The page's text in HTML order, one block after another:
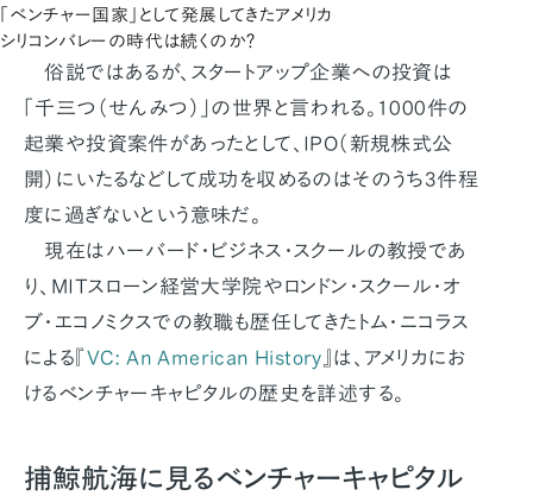
「ベンチャー国家」として発展してきたアメリカ
シリコンバレーの時代は続くのか？
俗説ではあるが、スタートアップ企業への投資は
「千三つ（せんみつ）」の世界と言われる。1000件の
起業や投資案件があったとして、IPO（新規株式公
開）にいたるなどして成功を収めるのはそのうち3件程
度に過ぎないという意味だ。
現在はハーバード・ビジネス・スクールの教授であ
り、MITスローン経営大学院やロンドン・スクール・オ
ブ・エコノミクスでの教職も歴任してきたトム・ニコラス
による『VC: An American History 』は、アメリカにお
けるベンチャーキャピタルの歴史を詳述する。
捕鯨航海に見るベンチャーキャピタル